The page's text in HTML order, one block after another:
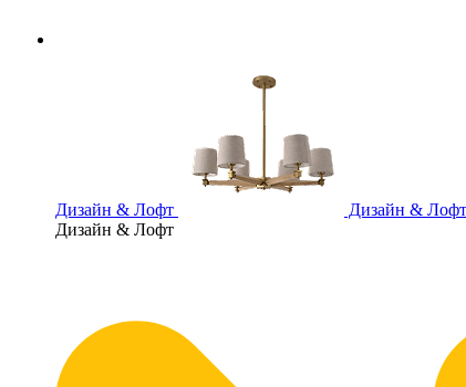
Дизайн & Лофт
Дизайн & Лофт
Дизайн & Лофт